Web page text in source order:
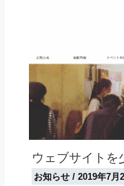
ウェブサイトを
お知らせ /2019年7月